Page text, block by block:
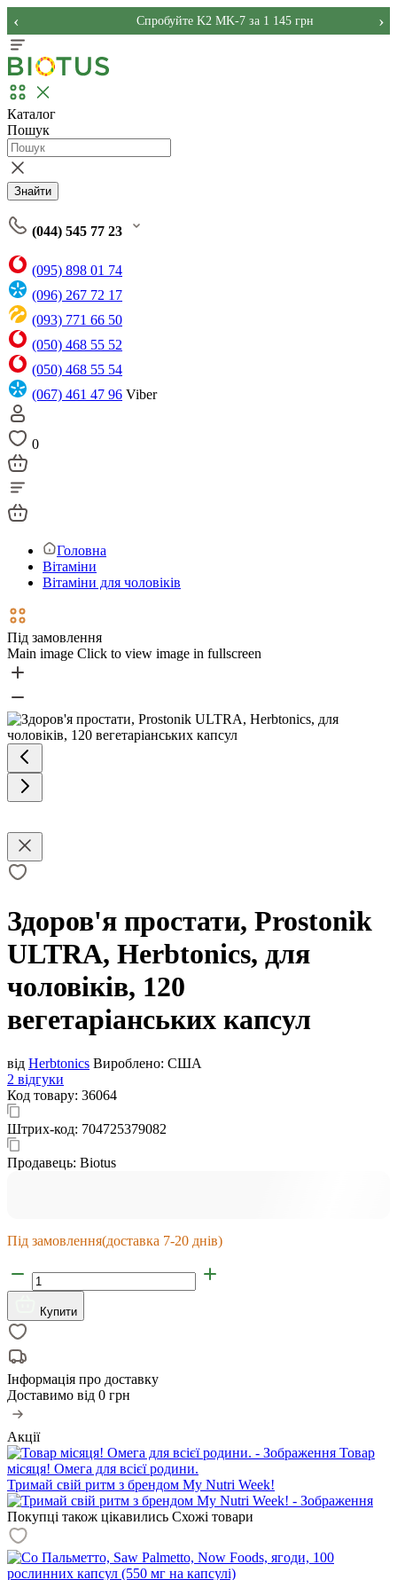
Спробуйте K2 MK-7 за 1 145 грн
‹ ›
Каталог
Пошук
Знайти
(044) 545 77 23
(095) 898 01 74
(096) 267 72 17
(093) 771 66 50
(050) 468 55 52
(050) 468 55 54
(067) 461 47 96 Viber
0
Головна
Вітаміни
Вітаміни для чоловіків
Під замовлення
Main image Click to view image in fullscreen
Здоров'я простати, Prostonik
ULTRA, Herbtonics, для
чоловіків, 120
вегетаріанських капсул
від Herbtonics Вироблено: США
2 відгуки
Код товару: 36064
Штрих-код: 704725379082
Продавець: Biotus
Під замовлення(доставка 7-20 днів)
Купити
Інформація про доставку
Доставимо від 0 грн
Акції
Товар
місяця! Омега для всієї родини.
Тримай свій ритм з брендом My Nutri Week!
Покупці також цікавились Схожі товари